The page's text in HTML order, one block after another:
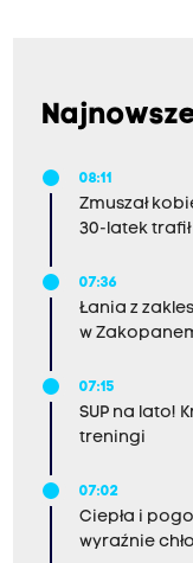
08:11
Zmuszał
30-latek
07:36
Łania z
w
07:15
SUP na lato!
treningi
07:02
Ciepła i
wyraźnie